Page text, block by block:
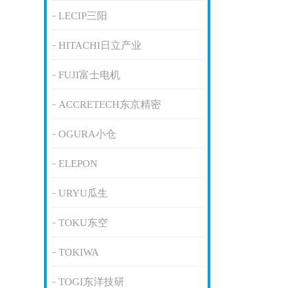
LECIP三阳
HITACHI日立产业
FUJI富士电机
ACCRETECH东京精密
OGURA小仓
ELEPON
URYU瓜生
TOKU东空
TOKIWA
TOGI东洋技研